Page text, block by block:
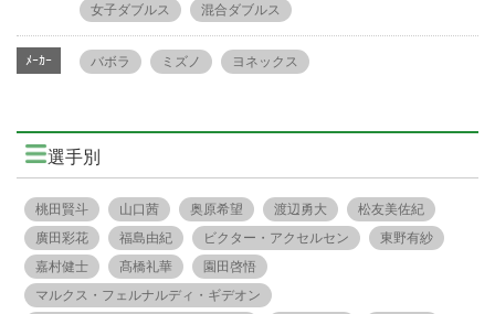
女子ダブルス
混合ダブルス
ﾒｰｶｰ バボラ ミズノ ヨネックス
選手別
桃田賢斗 山口茜 奥原希望 渡辺勇大
松友美佐紀
廣田彩花
福島由紀 ビクター・アクセルセン
東野有紗
嘉村健士
髙橋礼華
園田啓悟
マルクス・フェルナルディ・ギデオン